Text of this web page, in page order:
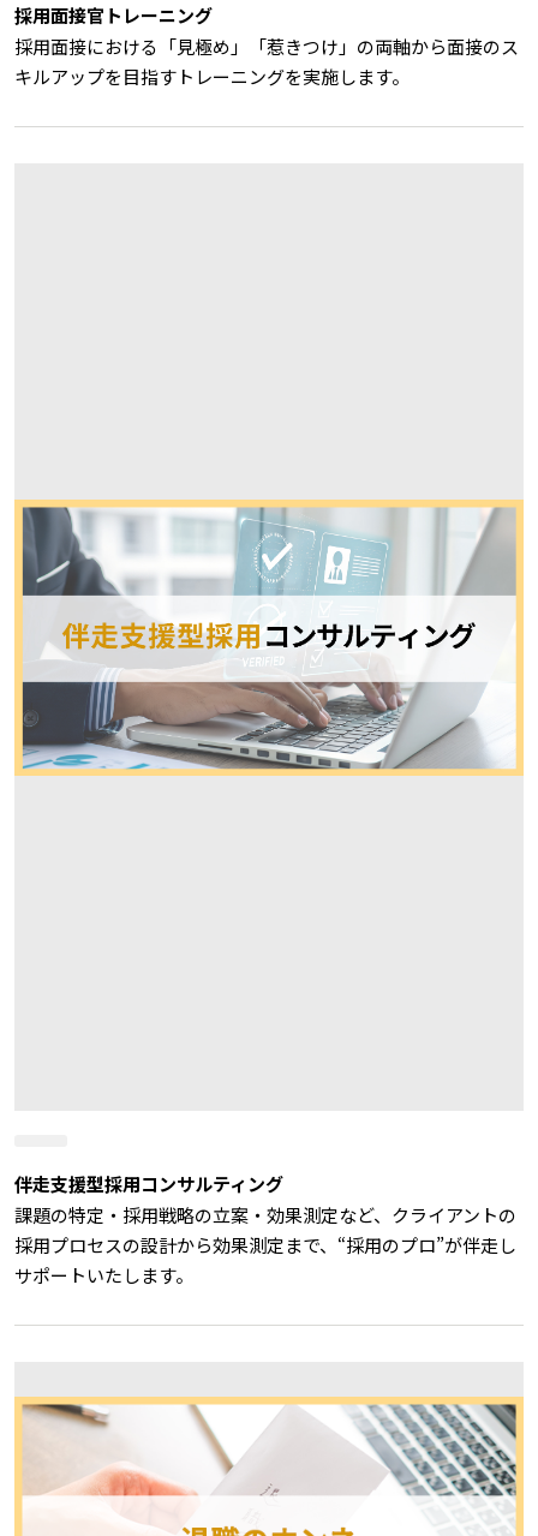
採用面接官トレーニング
採用面接における「見極め」「惹きつけ」の両軸から面接のス
キルアップを目指すトレーニングを実施します。
伴走支援型採用コンサルティング
課題の特定・採用戦略の立案・効果測定など、クライアントの
採用プロセスの設計から効果測定まで、“採用のプロ”が伴走し
サポートいたします。